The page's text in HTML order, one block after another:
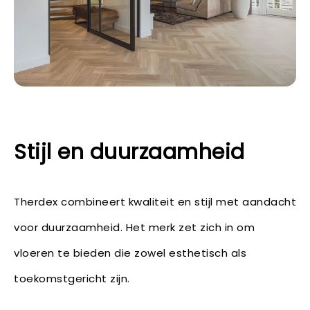
Stijl en duurzaamheid
Therdex combineert kwaliteit en stijl met aandacht
voor duurzaamheid. Het merk zet zich in om
vloeren te bieden die zowel esthetisch als
toekomstgericht zijn.